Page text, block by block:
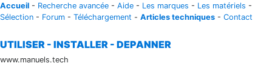
Accueil - Recherche avancée - Aide - Les marques - Les matériels -
Sélection - Forum - Téléchargement - Articles techniques - Contact
UTILISER - INSTALLER - DEPANNER
www.manuels.tech